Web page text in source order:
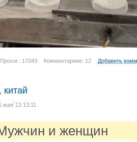
Просм.: 17043 Комментариев: 12 Добавить
, китай
мая´13 13:11
и женщин